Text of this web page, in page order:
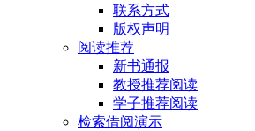
联系方式
版权声明
阅读推荐
新书通报
教授推荐阅读
学子推荐阅读
检索借阅演示